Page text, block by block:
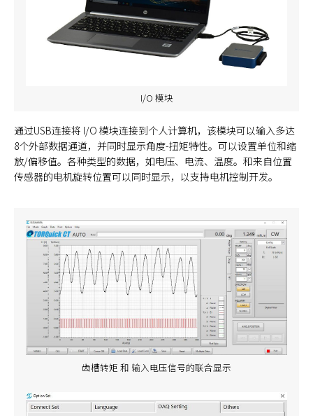
I/O 模块
通过USB连接将 I/O 模块连接到个人计算机，该模块可以输入多达
8个外部数据通道，并同时显示角度-扭矩特性。可以设置单位和缩
放/偏移值。各种类型的数据，如电压、电流、温度。和来自位置
传感器的电机旋转位置可以同时显示，以支持电机控制开发。
齿槽转矩 和 输入电压信号的联合显示